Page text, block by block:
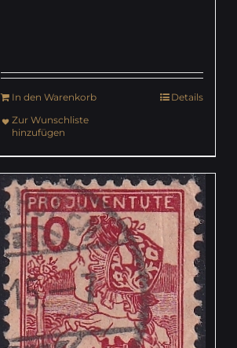
In den Warenkorb
Details
Zur Wunschliste
hinzufügen